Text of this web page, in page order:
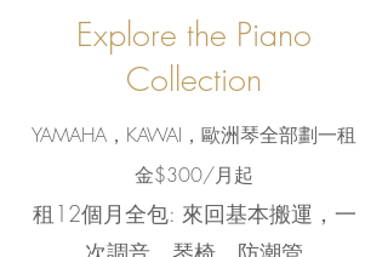
Explore the Piano
Collection
YAMAHA，KAWAI，歐洲琴全部劃一租
金$300/月起
租12個月全包: 來回基本搬運，一